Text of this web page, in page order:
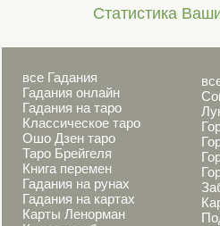
Статистика
все Гадания
Гадания онлайн
Гадания на таро
Классическое таро
Ошо Дзен таро
Таро Брейгеля
Книга перемен
Гадания на рунах
Гадания на картах
Карты Ленорман